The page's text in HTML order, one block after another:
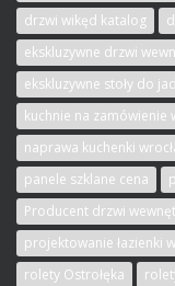
drzwi wikęd katalog
ekskluzywne drzwi
ekskluzywne stoły do
kuchnie na zamówienie
naprawa kuchenki
panele szklane cena
Producent drzwi
projektowanie łazienki
rolety Ostrołęka